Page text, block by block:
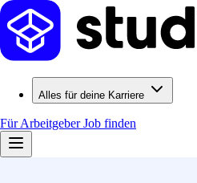
Alles für deine Karriere
Für ArbeitgeberJob finden